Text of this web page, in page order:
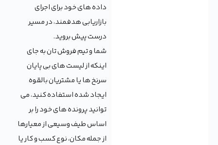
داده های خود برای اجرای
بازاریابی هدفمند، در مسیر
درست پیش بروید.
شما و تیم فروش تان به جای
اینکه از لیست های بی پایان
سرنخ ها یا مشتریان بالقوه
ایجاد شده استفاده کنید، می
توانید پرونده های خود را بر
اساس طیف وسیعی از معیارها
از جمله مکان، نوع کسب و کار یا